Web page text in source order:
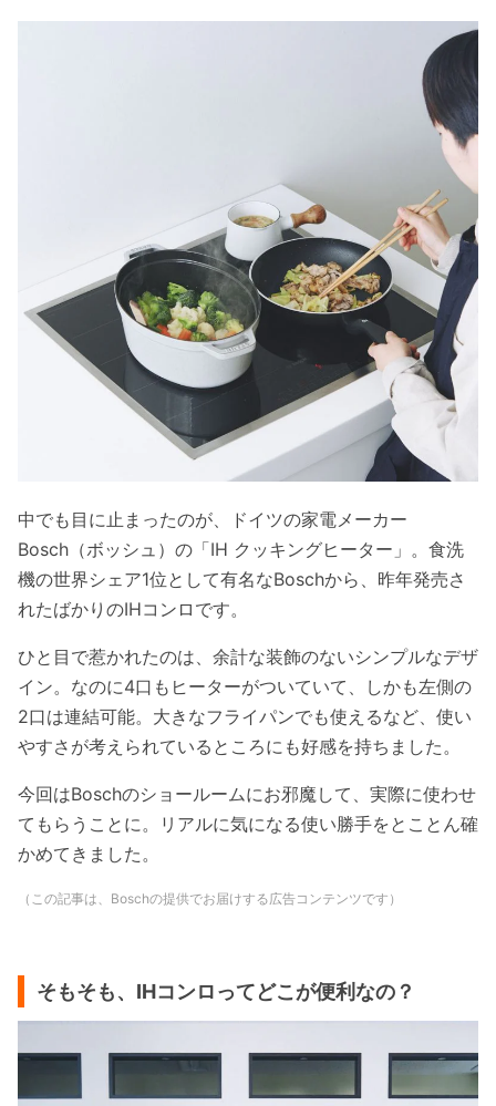
中でも目に止まったのが、ドイツの家電メーカー
Bosch（ボッシュ）の「IH クッキングヒーター」。食洗
機の世界シェア1位として有名なBoschから、昨年発売さ
れたばかりのIHコンロです。
ひと目で惹かれたのは、余計な装飾のないシンプルなデザ
イン。なのに4口もヒーターがついていて、しかも左側の
2口は連結可能。大きなフライパンでも使えるなど、使い
やすさが考えられているところにも好感を持ちました。
今回はBoschのショールームにお邪魔して、実際に使わせ
てもらうことに。リアルに気になる使い勝手をとことん確
かめてきました。
（この記事は、Boschの提供でお届けする広告コンテンツです）
そもそも、IHコンロってどこが便利なの？